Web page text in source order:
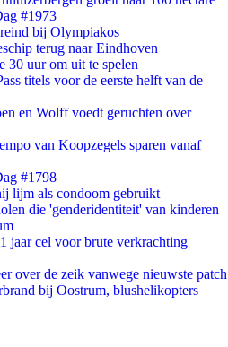
#1973
bij Olympiakos
terug naar Eindhoven
30 uur om uit te spelen
titels voor de eerste helft van de
en Wolff voedt geruchten over
van Koopzegels sparen vanaf
#1798
lijm als condoom gebruikt
die 'genderidentiteit' van kinderen
jaar cel voor brute verkrachting
over de zeik vanwege nieuwste patch
bij Oostrum, blushelikopters